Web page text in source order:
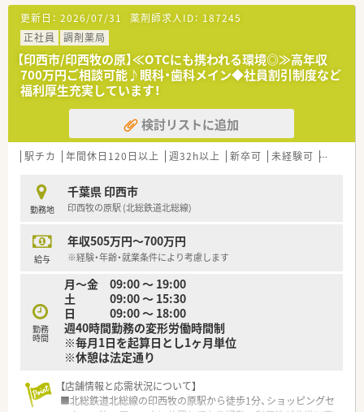
様々な医療機関から多種多様な処方箋を応需します。
■処方箋枚数は1日あたり150枚から200枚と非常に多く、豊富
な症例に触れながら調剤スキルを磨ける環境です。
【想定される業務内容】
■処方箋に基づく調剤や厳格な監査、患者様への服薬指導に加
え、薬局内でのOTC医薬品のカウンセリング販売を担います。
■赤ちゃんからお年寄りまで訪れる環境を活かし、健康相談を通
じてセルフメディケーションの推進に貢献していただきます。
■処方内容に合わせた漢方薬の調剤や、衛生用品の提案といった
生活面からのトータルサポート業務にも携わります。
【職場環境と雰囲気】
■大型ショッピングモールの中にある薬局ですので、休憩時間や
お仕事後の日々のお買い物、ランチにも非常に便利です。
名から6名の十分な体制で協力して業務に励んでいます。
■365日いつでも地域のお客様を支えられるよう、チームワーク
更新日： 2026/07/31 薬剤師求人ID： 187245
正社員
調剤薬局
【印西市/印西牧の原】≪OTCにも携われる環境◎≫高年収
700万円ご相談可能♪眼科・歯科メイン◆社員割引制度など
福利厚生充実しています！
検討リストに追加
駅チカ 年間休日120日以上 週32h以上 新卒可 未経験可 ブラン
勤務地
千葉県 印西市
印西牧の原駅 (北総鉄道北総線)
給与
年収505万円～700万円
※経験・年齢・就業条件により考慮します
勤務
時間
月～金 09:00 ～ 19:00
土 09:00 ～ 15:30
日 09:00 ～ 18:00
週40時間勤務の変形労働時間制
※毎月1日を起算日とし1ヶ月単位
※休憩は法定通り
【店舗情報と応需状況について】
■北総鉄道北総線の印西牧の原駅から徒歩1分、ショッピングセ